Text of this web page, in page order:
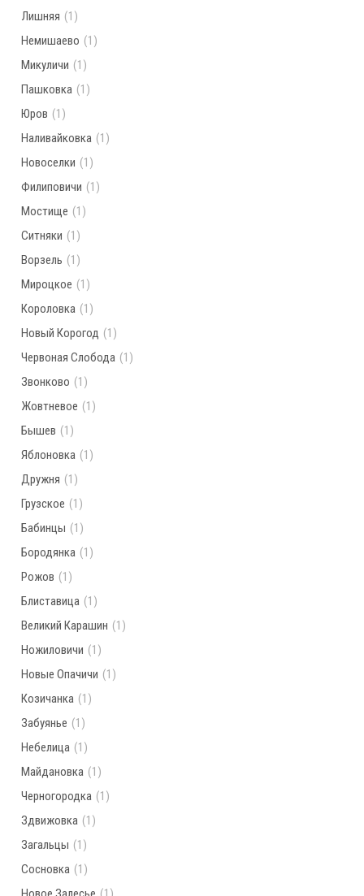
Лишняя (1)
Немишаево (1)
Микуличи (1)
Пашковка (1)
Юров (1)
Наливайковка (1)
Новоселки (1)
Филиповичи (1)
Мостище (1)
Ситняки (1)
Ворзель (1)
Мироцкое (1)
Короловка (1)
Новый Корогод (1)
Червоная Слобода (1)
Звонково (1)
Жовтневое (1)
Бышев (1)
Яблоновка (1)
Дружня (1)
Грузское (1)
Бабинцы (1)
Бородянка (1)
Рожов (1)
Блиставица (1)
Великий Карашин (1)
Ножиловичи (1)
Новые Опачичи (1)
Козичанка (1)
Забуянье (1)
Небелица (1)
Майдановка (1)
Черногородка (1)
Здвижовка (1)
Загальцы (1)
Сосновка (1)